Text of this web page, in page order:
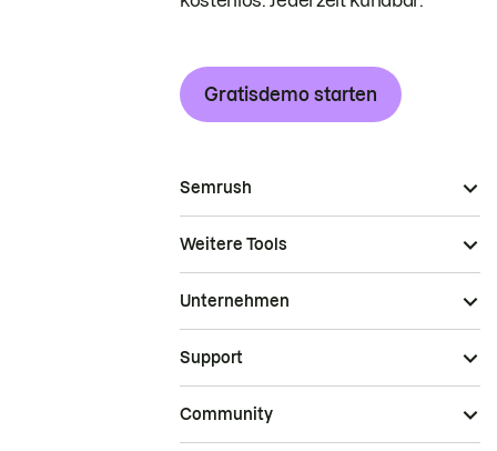
Gratisdemo starten
Semrush
Weitere Tools
Unternehmen
Support
Community